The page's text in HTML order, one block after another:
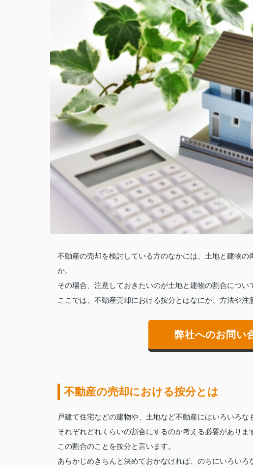
不動産の売却を検討している方のなかには、土地と建物
か。
その場合、注意しておきたいのが土地と建物の割合につい
ここでは、不動産売却における按分とはなにか、方法や注
弊社へのお問い
不動産の売却における按分とは
戸建て住宅などの建物や、土地など不動産にはいろいろ
それぞれどれくらいの割合にするのか考える必要がありま
この割合のことを按分と言います。
あらかじめきちんと決めておかなければ、のちにいろい